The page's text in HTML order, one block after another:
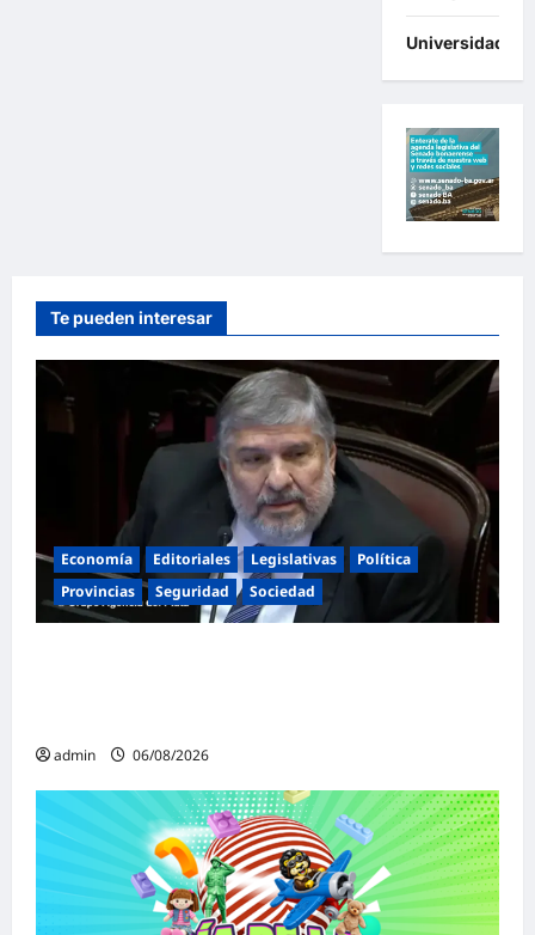
Universidades
Te pueden interesar
Economía Editoriales Legislativas
Política
Provincias
Seguridad Sociedad
admin 06/08/2026